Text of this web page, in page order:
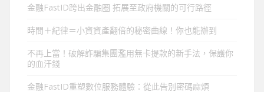
金融FastID跨出金融圈 拓展至政府機關的可行路徑
時間＋紀律＝小資資產翻倍的秘密曲線！你也能辦到
不再上當！破解詐騙集團濫用無卡提款的新手法，保護你
的血汗錢
金融FastID重塑數位服務體驗：從此告別密碼麻煩